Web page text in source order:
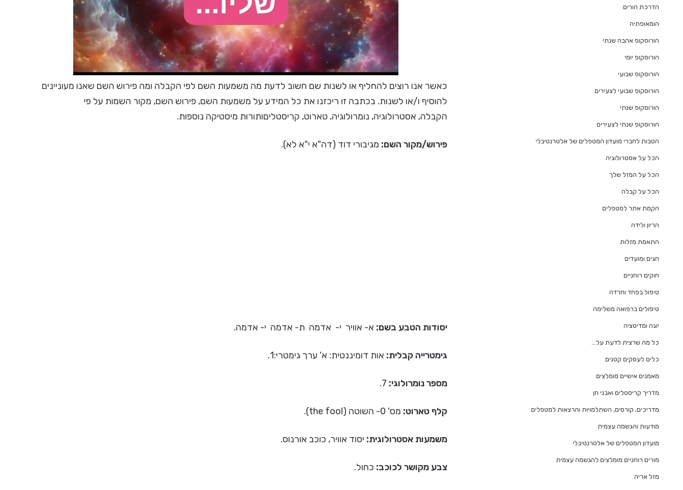
כאשר אנו רוצים להחליף או לשנות שם חשוב לדעת מה משמעות השם לפי הקבלה ומה פירוש השם שאנו מעוניינים
להוסיף ו/או לשנות. בכתבה זו ריכזנו את כל המידע על משמעות השם, פירוש השם, מקור השמות על פי
הקבלה, אסטרולוגיה, נומרולוגיה, טארוט, קריסטליםותורות מיסטיקה נוספות.
פירוש/מקור השם: מגיבורי דוד (דה"א י"א לא).
יסודות הטבע בשם: א- אוויר י- אדמה ת- אדמה י- אדמה.
גימטרייה קבלית: אות דומיננטית: א' ערך גימטרי:1.
מספר נומרולוגי:
קלף טארוט: מס' 0- השוטה (the fool).
משמעות אסטרולוגית: יסוד אוויר, כוכב אורנוס.
צבע מקושר לכוכב: כחול.
הדרכת הורים
הומאופתיה
הורוסקופ אהבה שנתי
הורוסקופ יומי
הורוסקופ שבועי
הורוסקופ שבועי לצעירים
הורוסקופ שנתי
הורוסקופ שנתי לצעירים
הטבות לחברי מועדון המטפלים של אלטרנטיבלי
הכל על אסטרולוגיה
הכל על המזל שלך
הכל על קבלה
הקמת אתר למטפלים
הריון ולידה
התאמת מזלות
חגים ומועדים
חוקים רוחניים
טיפול בפחד וחרדה
טיפולים ברפואה משלימה
יוגה ומדיטציה
כל מה שרצית לדעת על…
כלים לעסקים קטנים
מאמנים אישיים מומלצים
מדריך קריסטלים ואבני חן
מדריכים, קורסים, השתלמויות והרצאות למטפלים
מודעות והגשמה עצמית
מועדון המטפלים של אלטרנטיבלי
מורים רוחניים מומלצים להגשמה עצמית
מזל אריה